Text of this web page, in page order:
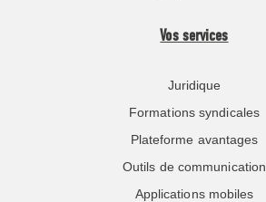
Vos services
Juridique
Formations syndicales
Plateforme avantages
Outils de communication
Applications mobiles